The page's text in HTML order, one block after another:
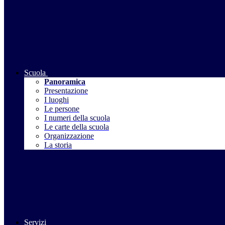
Scuola
Panoramica
Presentazione
I luoghi
Le persone
I numeri della scuola
Le carte della scuola
Organizzazione
La storia
Servizi